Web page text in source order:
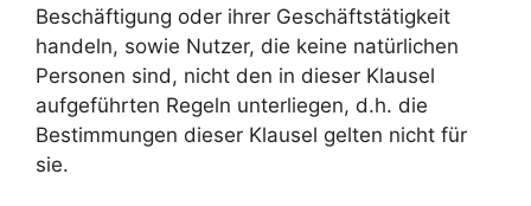
Beschäftigung oder ihrer Geschäftstätigkeit
handeln, sowie Nutzer, die keine natürlichen
Personen sind, nicht den in dieser Klausel
aufgeführten Regeln unterliegen, d.h. die
Bestimmungen dieser Klausel gelten nicht für
sie.